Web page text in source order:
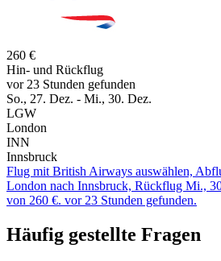
260 €
Hin- und Rückflug
vor 23 Stunden gefunden
So., 27. Dez. - Mi., 30. Dez.
LGW
London
INN
Innsbruck
Flug mit British Airways auswählen,
London nach Innsbruck, Rückflug Mi.,
von 260 €. vor 23 Stunden gefunden.
Häufig gestellte Fragen